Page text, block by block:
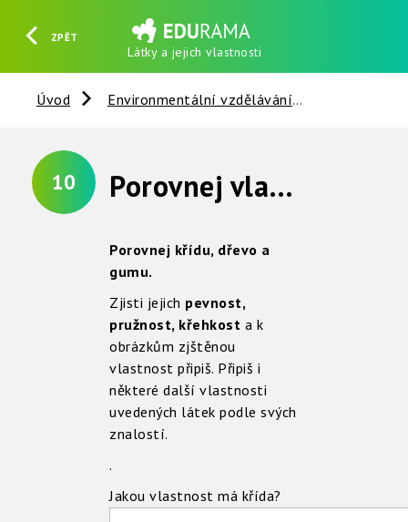
ZPĚT
Látky a jejich vlastnosti
HLEDAT REGISTROVAT PŘIHLÁSIT SE
Úvod Environmentální vzdělávání
10 Porovnej vlastnosti různých látek
Porovnej křídu, dřevo a
gumu.
Zjisti jejich pevnost,
pružnost, křehkost a k
obrázkům zjštěnou
vlastnost připiš. Připiš i
některé další vlastnosti
uvedených látek podle svých
znalostí.
.
Jakou vlastnost má křída?